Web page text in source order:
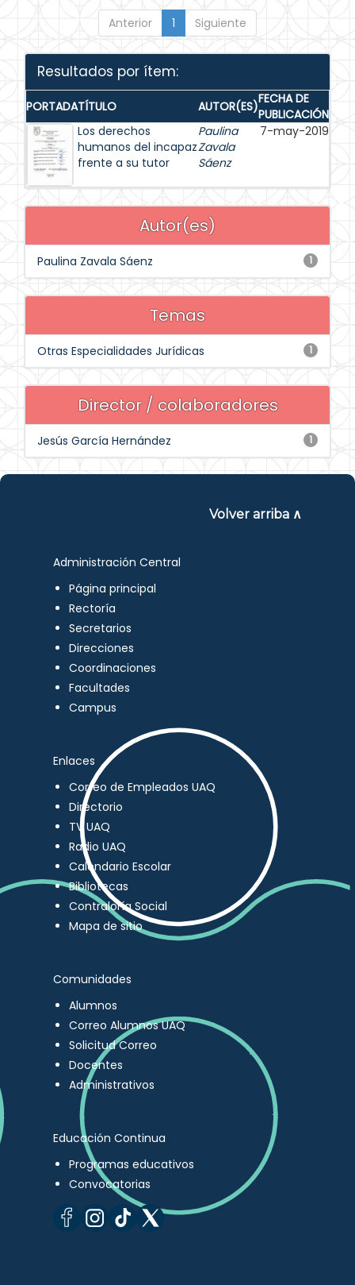
Anterior 1 Siguiente
Resultados por ítem:
PORTADATÍTULO AUTOR(ES)FECHA DE
PUBLICACIÓN
Los derechos
humanos del incapaz
frente a su tutor
Paulina
Zavala
Sáenz
7-may-2019
Autor(es)
1
Paulina Zavala Sáenz
Temas
1
Otras Especialidades Jurídicas
Director / colaboradores
1
Jesús García Hernández
Volver arriba ∧
Administración Central
Página principal
Rectoría
Secretarios
Direcciones
Coordinaciones
Facultades
Campus
Enlaces
Correo de Empleados UAQ
Directorio
TV UAQ
Radio UAQ
Calendario Escolar
Bibliotecas
Contraloría Social
Mapa de sitio
Comunidades
Alumnos
Correo Alumnos UAQ
Solicitud Correo
Docentes
Administrativos
Educación Continua
Programas educativos
Convocatorias